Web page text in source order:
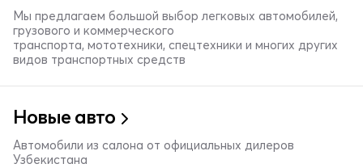
Мы предлагаем большой выбор легковых автомобилей,
грузового и коммерческого
транспорта, мототехники, спецтехники и многих других
видов транспортных средств
Новые авто
Автомобили из салона от официальных дилеров
Узбекистана